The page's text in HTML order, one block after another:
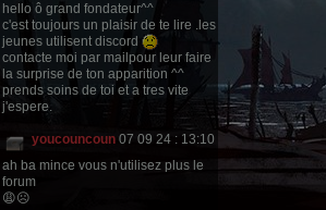
hello ô grand fondateur^^
c'est toujours un plaisir de te lire .les
jeunes utilisent discord
contacte moi par mailpour leur faire
la surprise de ton apparition ^^
prends soins de toi et a tres vite
j'espere.
youcouncoun 07 09 24 : 13:10
ah ba mince vous n'utilisez plus le
forum
😩☹